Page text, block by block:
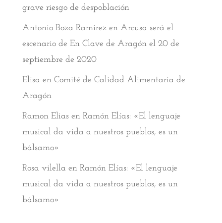
grave riesgo de despoblación
Antonio Boza Ramirez en Arcusa será el
escenario de En Clave de Aragón el 20 de
septiembre de 2020
Elisa en Comité de Calidad Alimentaria de
Aragón
Ramon Eliasen Ramón Elías: «El lenguaje
musical da vida a nuestros pueblos, es un
bálsamo»
Rosa vilella en Ramón Elías: «El lenguaje
musical da vida a nuestros pueblos, es un
bálsamo»